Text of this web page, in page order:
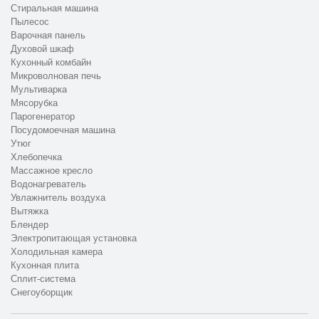
Казани, позвоните по номеру +7 (843) 254-53-98 или
отправьте онлайн-заявку. Специалисты CanDo оперативно
восстановят вашу технику.
Стиральная машина
Пылесос
Варочная панель
Духовой шкаф
Кухонный комбайн
Микроволновая печь
Мультиварка
Мясорубка
Парогенератор
Посудомоечная машина
Утюг
Хлебопечка
Массажное кресло
Водонагреватель
Увлажнитель воздуха
Вытяжка
Блендер
Электропитающая установка
Холодильная камера
Кухонная плита
Сплит-система
Снегоуборщик